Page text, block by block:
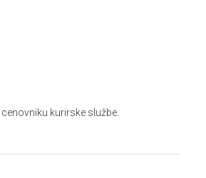
kurirske službe.